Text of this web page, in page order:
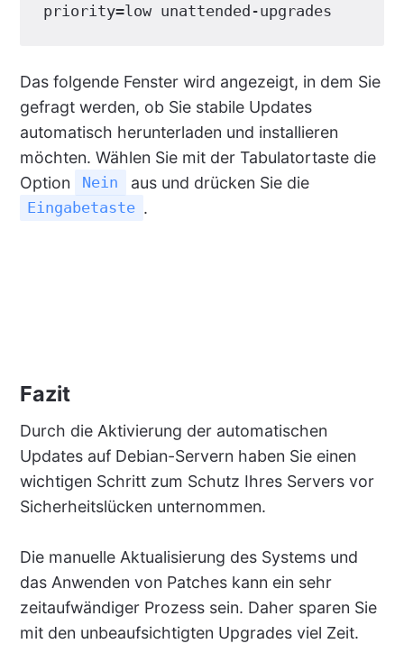
priority=low unattended-upgrades
Das folgende Fenster wird angezeigt, in dem Sie
gefragt werden, ob Sie stabile Updates
automatisch herunterladen und installieren
möchten. Wählen Sie mit der Tabulatortaste die
Option
Nein aus und drücken Sie die
Eingabetaste .
Fazit
Durch die Aktivierung der automatischen
Updates auf Debian-Servern haben Sie einen
wichtigen Schritt zum Schutz Ihres Servers vor
Sicherheitslücken unternommen.
Die manuelle Aktualisierung des Systems und
das Anwenden von Patches kann ein sehr
zeitaufwändiger Prozess sein. Daher sparen Sie
mit den unbeaufsichtigten Upgrades viel Zeit.